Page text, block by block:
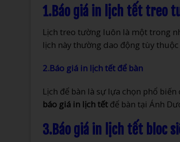
1.Báo giá in lịch tết treo
Lịch treo tường luôn là một trong
lịch này thường dao động tùy
2.Báo giá in lịch tết để bàn
Lịch để bàn là sự lựa chọn phổ
báo giá in lịch tết để bàn tại Ánh
3.Báo giá in lịch tết bloc